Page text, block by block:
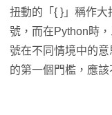
扭動的「{ }」稱作
號，而在Python時
號在不同情境中的
的第一個門檻，應該